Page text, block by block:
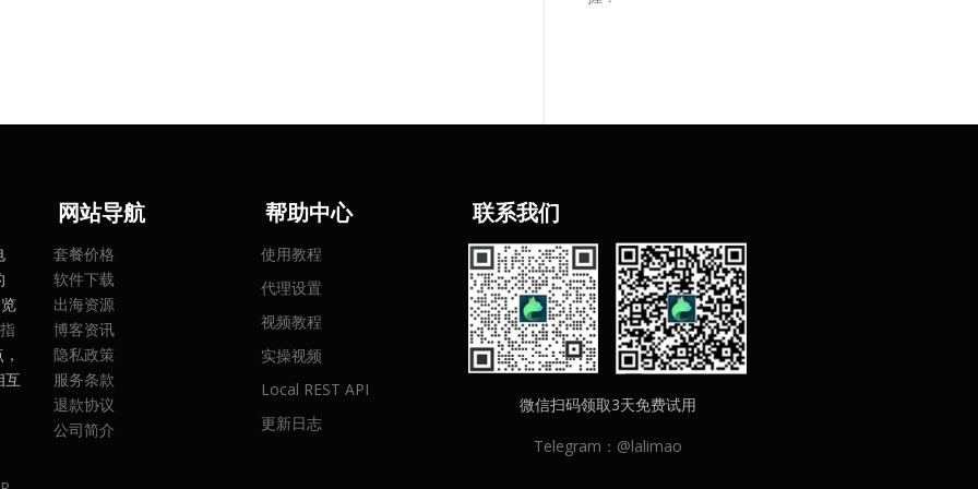
互
网站导航
套餐价格
软件下载
出海资源
博客资讯
隐私政策
服务条款
退款协议
公司简介
帮助中心
使用教程
代理设置
视频教程
实操视频
Local REST API
更新日志
联系我们
微信扫码领取3天免费试用
Telegram：@lalimao